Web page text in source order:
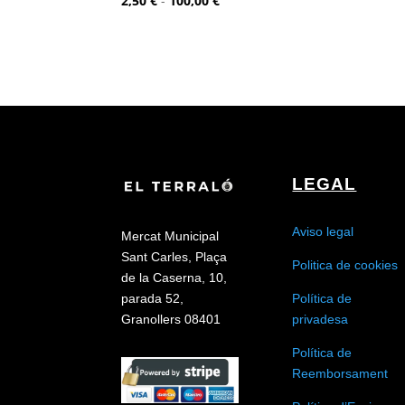
hasta
Mercat Municipal
Sant Carles, Plaça
de la Caserna, 10,
parada 52,
Granollers 08401
LEGAL
Aviso legal
Politica de cookies
Política de
privadesa
Política de
Reemborsament